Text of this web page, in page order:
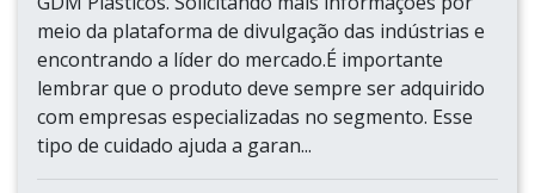
meio da plataforma de divulgação das indústrias e
encontrando a líder do mercado.É importante
lembrar que o produto deve sempre ser adquirido
com empresas especializadas no segmento. Esse
tipo de cuidado ajuda a garan...